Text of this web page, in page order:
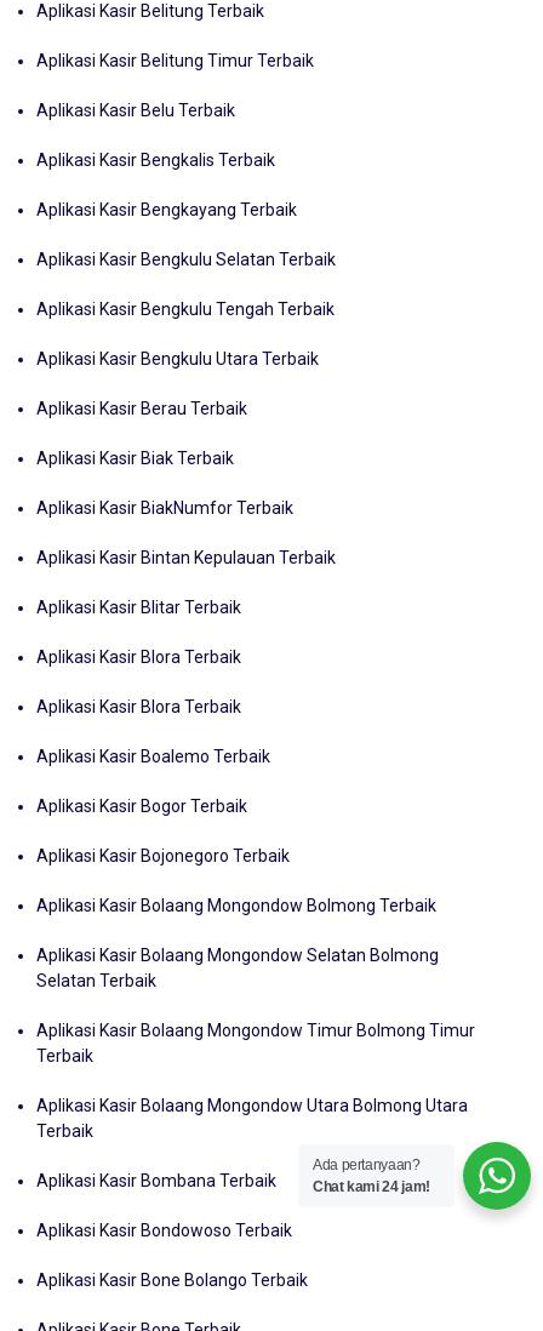
Aplikasi Kasir Belitung Terbaik
Aplikasi Kasir Belitung Timur Terbaik
Aplikasi Kasir Belu Terbaik
Aplikasi Kasir Bengkalis Terbaik
Aplikasi Kasir Bengkayang Terbaik
Aplikasi Kasir Bengkulu Selatan Terbaik
Aplikasi Kasir Bengkulu Tengah Terbaik
Aplikasi Kasir Bengkulu Utara Terbaik
Aplikasi Kasir Berau Terbaik
Aplikasi Kasir Biak Terbaik
Aplikasi Kasir BiakNumfor Terbaik
Aplikasi Kasir Bintan Kepulauan Terbaik
Aplikasi Kasir Blitar Terbaik
Aplikasi Kasir Blora Terbaik
Aplikasi Kasir Blora Terbaik
Aplikasi Kasir Boalemo Terbaik
Aplikasi Kasir Bogor Terbaik
Aplikasi Kasir Bojonegoro Terbaik
Aplikasi Kasir Bolaang Mongondow Bolmong Terbaik
Aplikasi Kasir Bolaang Mongondow Selatan Bolmong
Selatan Terbaik
Aplikasi Kasir Bolaang Mongondow Timur Bolmong Timur
Terbaik
Aplikasi Kasir Bolaang Mongondow Utara Bolmong Utara
Terbaik
Aplikasi Kasir Bombana Terbaik
Aplikasi Kasir Bondowoso Terbaik
Aplikasi Kasir Bone Bolango Terbaik
Ada pertanyaan?
Chat kami 24 jam!